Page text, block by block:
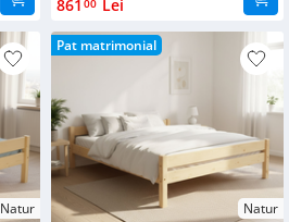
861 00 Lei
Natur
Pat matrimonial
Natur